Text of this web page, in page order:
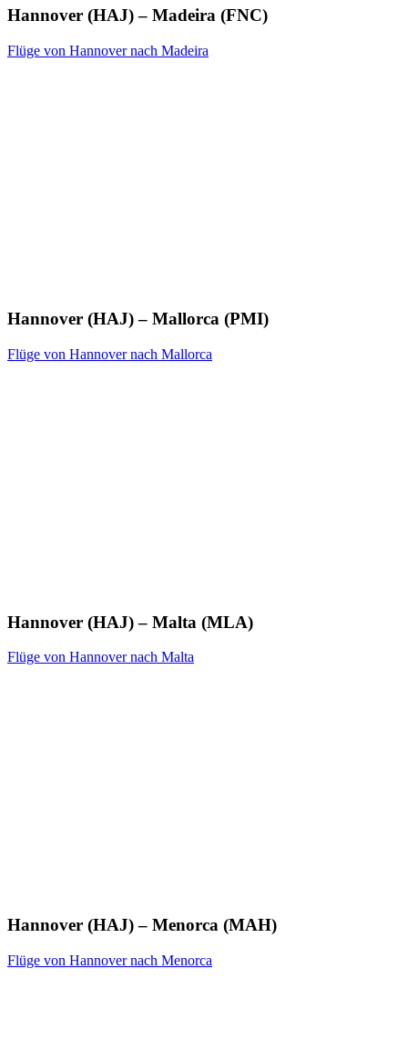
Hannover (HAJ) – Madeira (FNC)
Flüge von Hannover nach Madeira
Hannover (HAJ) – Mallorca (PMI)
Flüge von Hannover nach Mallorca
Hannover (HAJ) – Malta (MLA)
Flüge von Hannover nach Malta
Hannover (HAJ) – Menorca (MAH)
Flüge von Hannover nach Menorca